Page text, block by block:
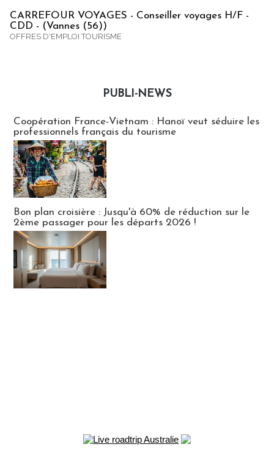
CARREFOUR VOYAGES - Conseiller voyages H/F -
CDD - (Vannes (56))
OFFRES D'EMPLOI TOURISME
PUBLI-NEWS
Coopération France-Vietnam : Hanoï veut séduire les
professionnels français du tourisme
Bon plan croisière : Jusqu'à 60% de réduction sur le
2ème passager pour les départs 2026 !